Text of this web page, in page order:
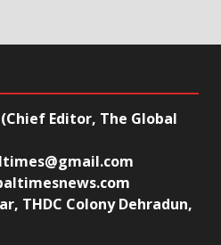
Editor, The Global
THDC Colony Dehradun,